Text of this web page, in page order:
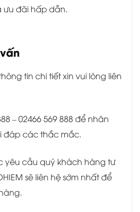
ưu đãi hấp dẫn.
tin chi tiết xin vui lòng liên
– 02466 569 888 để nhân
đáp các thắc mắc.
yêu cầu quý khách hàng tư
sẽ liên hệ sớm nhất để